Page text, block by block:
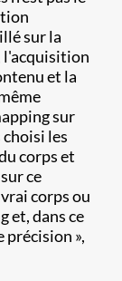
sur la
l'acquisition
et la
sur
choisi les
corps et
ce
corps ou
et, dans ce
précision »,